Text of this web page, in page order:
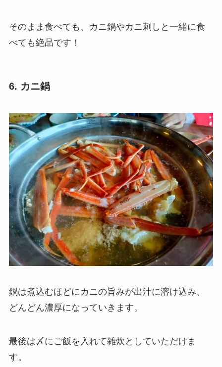
そのまま食べても、カニ鍋やカニ刺しと一緒に食
べても絶品です！
6. カニ鍋
鍋は煮込むほどにカニの旨みが出汁に溶け込み、
どんどん濃厚になっていきます。
最後は〆にご飯を入れて雑炊としていただけま
す。